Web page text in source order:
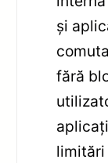
și
fără